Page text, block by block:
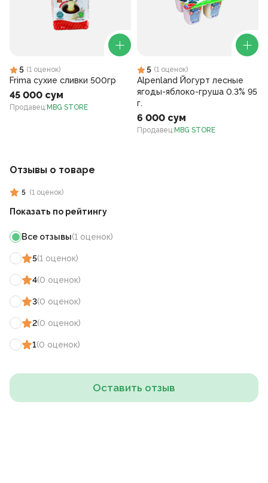
5 (1 оценок)
Frima сухие сливки 500гр
45 000 сум
Продавец: MBG STORE
5 (1 оценок)
Alpenland Йогурт лесные
ягоды-яблоко-груша 0.3% 95
г.
6 000 сум
Продавец: MBG STORE
Отзывы о товаре
5 (1 оценок)
Показать по рейтингу
Все отзывы(1 оценок)
5(1 оценок)
4(0 оценок)
3(0 оценок)
2(0 оценок)
1(0 оценок)
Оставить отзыв